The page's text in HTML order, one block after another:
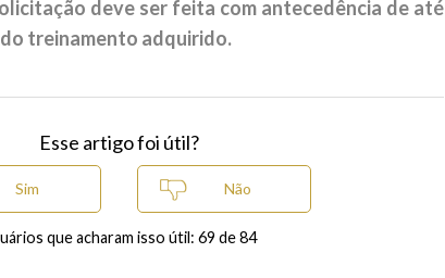
deve ser feita com antecedência de até
treinamento adquirido.
Esse artigo foi útil?
que acharam isso útil: 69 de 84